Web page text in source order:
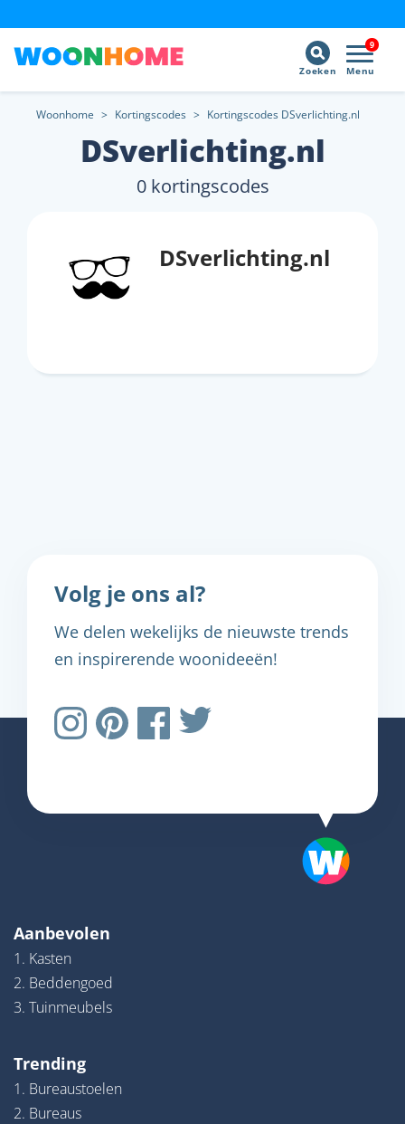
9
Menu
Zoeken
Woonhome > Kortingscodes > Kortingscodes DSverlichting.nl
DSverlichting.nl
0 kortingscodes
DSverlichting.nl
Volg je ons al?
We delen wekelijks de nieuwste trends
en inspirerende woonideeën!
Aanbevolen
1. Kasten
2. Beddengoed
3. Tuinmeubels
Trending
1. Bureaustoelen
2. Bureaus